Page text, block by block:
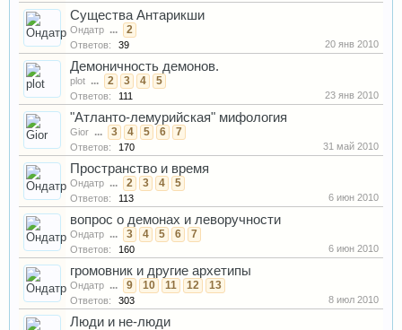
Существа Антарикши
Ондатр ... 2
Ответов: 39 20 янв 2010
Демоничность демонов.
plot ... 2 3 4 5
Ответов: 111 23 янв 2010
"Атланто-лемурийская" мифология
Gior ... 3 4 5 6 7
Ответов: 170 31 май 2010
Пространство и время
Ондатр ... 2 3 4 5
Ответов: 113 6 июн 2010
вопрос о демонах и леворучности
Ондатр ... 3 4 5 6 7
Ответов: 160 6 июн 2010
громовник и другие архетипы
Ондатр ... 9 10 11 12 13
Ответов: 303 8 июл 2010
Люди и не-люди